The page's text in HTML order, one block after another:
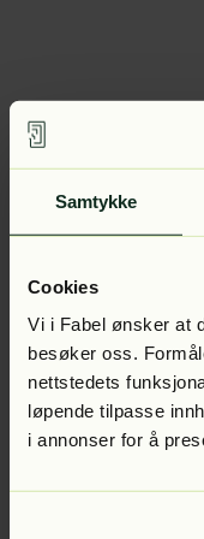
Samtykke
Cookies
Vi i Fabel ønsker at
besøker oss.
nettstedets
løpende tilpasse
i annonser for å